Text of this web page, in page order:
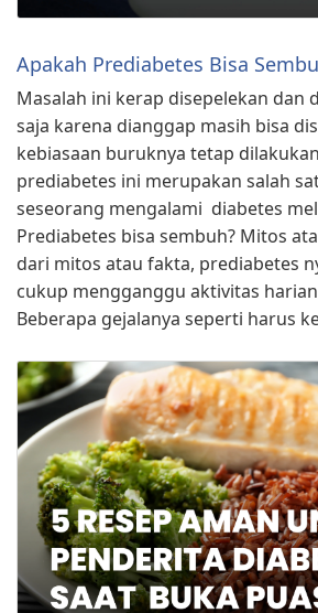
Apakah Prediabetes Bisa
Masalah ini kerap disepelekan dan
saja karena dianggap masih bisa
kebiasaan buruknya tetap
prediabetes ini merupakan salah
seseorang mengalami diabetes
Prediabetes bisa sembuh? Mitos
dari mitos atau fakta, prediabetes
cukup mengganggu aktivitas
Beberapa gejalanya seperti harus